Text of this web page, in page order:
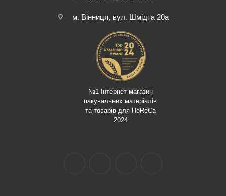
м. Вінниця, вул. Шмідта 20а
№1 Інтернет-магазин
пакувальних матеріалів
та товарів для HoReCa
2024